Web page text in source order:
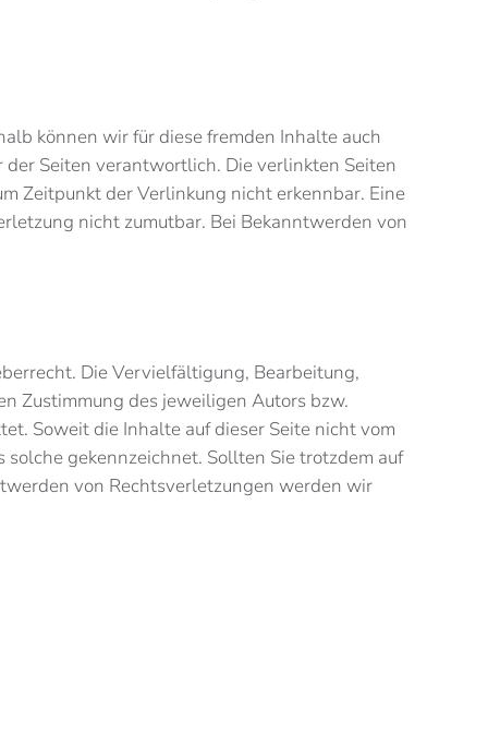
können wir für diese fremden Inhalte auch
Seiten verantwortlich. Die verlinkten Seiten
Zeitpunkt der Verlinkung nicht erkennbar. Eine
nicht zumutbar. Bei Bekanntwerden von
Die Vervielfältigung, Bearbeitung,
Zustimmung des jeweiligen Autors bzw.
Soweit die Inhalte auf dieser Seite nicht vom
gekennzeichnet. Sollten Sie trotzdem auf
von Rechtsverletzungen werden wir